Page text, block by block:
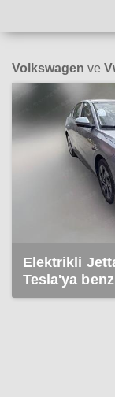
Volkswagen ve
Elektrikli
Tesla'ya